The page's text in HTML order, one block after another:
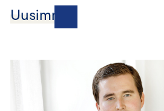
Uusimmat